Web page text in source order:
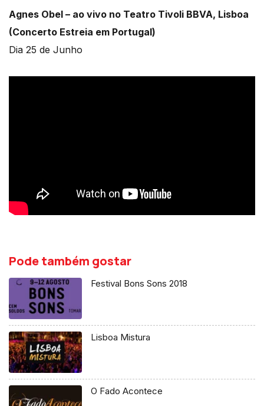
Agnes Obel – ao vivo no Teatro Tivoli BBVA, Lisboa
(Concerto Estreia em Portugal)
Dia 25 de Junho
Pode também gostar
Festival Bons Sons 2018
Lisboa Mistura
O Fado Acontece